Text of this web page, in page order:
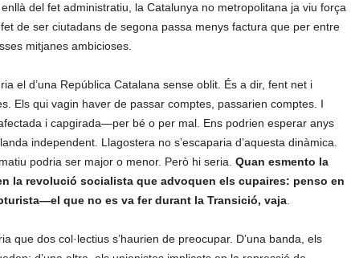
del fet administratiu, la Catalunya no metropolitana ja viu força
de ser ciutadans de segona passa menys factura que per entre
mitjanes ambicioses.
el d’una República Catalana sense oblit. És a dir, fent net i
Els qui vagin haver de passar comptes, passarien comptes. I
i capgirada—per bé o per mal. Ens podrien esperar anys
independent. Llagostera no s’escaparia d’aquesta dinàmica.
podria ser major o menor. Però hi seria. Quan esmento la
la revolució socialista que advoquen els cupaires: penso en
que no es va fer durant la Transició, vaja.
que dos col·lectius s’haurien de preocupar. D’una banda, els